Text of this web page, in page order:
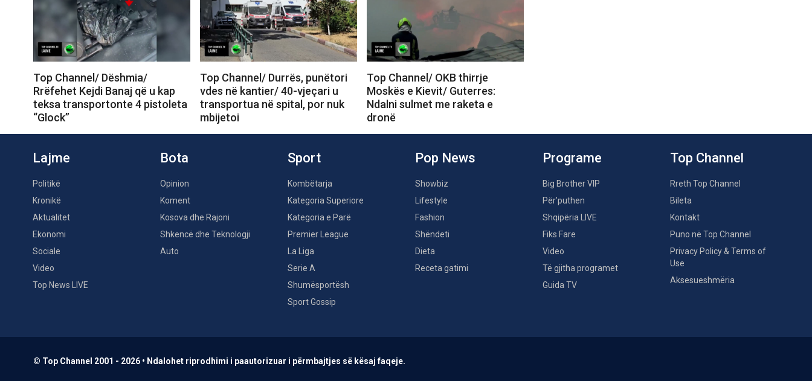
Top Channel/ Dëshmia/
Rrëfehet Kejdi Banaj që u kap
teksa transportonte 4 pistoleta
“Glock”
Top Channel/ Durrës, punëtori
vdes në kantier/ 40-vjeçari u
transportua në spital, por nuk
mbijetoi
Top Channel/ OKB thirrje
Moskës e Kievit/ Guterres:
Ndalni sulmet me raketa e
dronë
Lajme
Politikë
Kronikë
Aktualitet
Ekonomi
Sociale
Video
Top News LIVE
Bota
Opinion
Koment
Kosova dhe Rajoni
Shkencë dhe Teknologji
Auto
Sport
Kombëtarja
Kategoria Superiore
Kategoria e Parë
Premier League
La Liga
Serie A
Shumësportësh
Sport Gossip
Pop News
Showbiz
Lifestyle
Fashion
Shëndeti
Dieta
Receta gatimi
Programe
Big Brother VIP
Për’puthen
Shqipëria LIVE
Fiks Fare
Video
Të gjitha programet
Guida TV
Top Channel
Rreth Top Channel
Bileta
Kontakt
Puno në Top Channel
Privacy Policy & Terms of
Use
Aksesueshmëria
© Top Channel 2001 - 2026 • Ndalohet riprodhimi i paautorizuar i përmbajtjes së kësaj faqeje.